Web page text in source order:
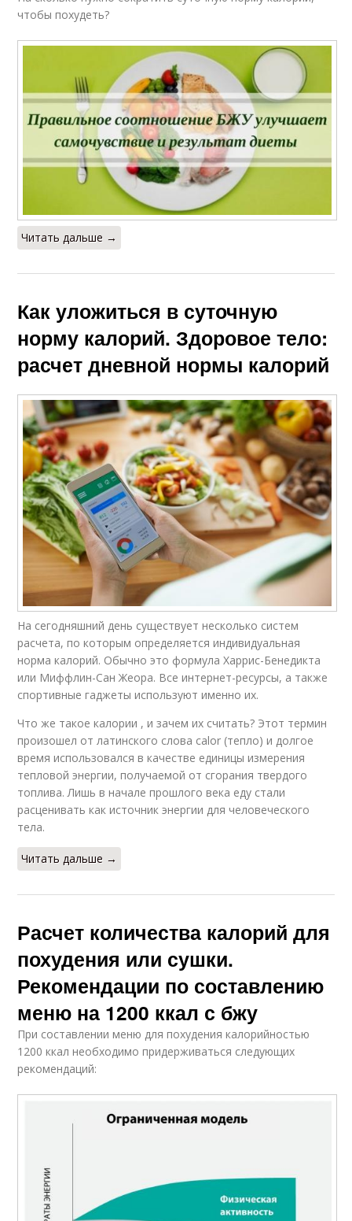
чтобы похудеть?
Читать дальше →
Как уложиться в суточную
норму калорий. Здоровое тело:
расчет дневной нормы калорий
На сегодняшний день существует несколько систем
расчета, по которым определяется индивидуальная
норма калорий. Обычно это формула Харрис-Бенедикта
или Миффлин-Сан Жеора. Все интернет-ресурсы, а также
спортивные гаджеты используют именно их.
Что же такое калории , и зачем их считать? Этот термин
произошел от латинского слова calor (тепло) и долгое
время использовался в качестве единицы измерения
тепловой энергии, получаемой от сгорания твердого
топлива. Лишь в начале прошлого века еду стали
расценивать как источник энергии для человеческого
тела.
Читать дальше →
Расчет количества калорий для
похудения или сушки.
Рекомендации по составлению
меню на 1200 ккал с бжу
При составлении меню для похудения калорийностью
1200 ккал необходимо придерживаться следующих
рекомендаций: